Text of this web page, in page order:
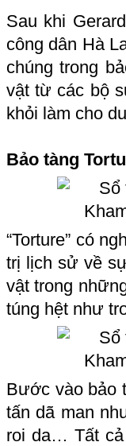
Sau khi
công dân Hà
chúng trong
vật từ các bộ
khỏi làm cho
Bảo tàng
“Torture” có
trị lịch sử về
vật trong
túng hệt như
Bước vào bảo
tấn dã man
roi da… Tất